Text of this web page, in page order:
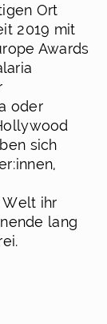
Ort
2019 mit
Awards
oder
sich
Welt ihr
lang